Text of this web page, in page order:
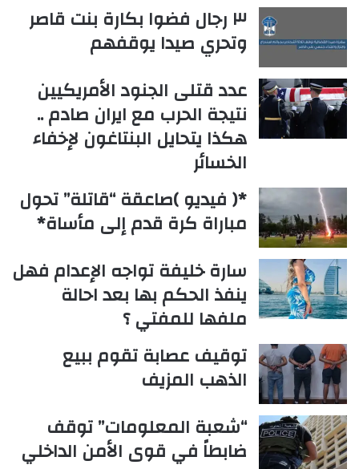
٣ رجال فضوا بكارة بنت قاصر
وتحري صيدا يوقفهم
عدد قتلى الجنود الأمريكيين
نتيجة الحرب مع ايران صادم ..
هكذا يتحايل البنتاغون لإخفاء
الخسائر
*( فيديو )صاعقة “قاتلة” تحول
مباراة كرة قدم إلى مأساة*
سارة خليفة تواجه الإعدام فهل
ينفذ الحكم بها بعد احالة
ملفها للمفتي ؟
توقيف عصابة تقوم ببيع
الذهب المزيف
“شعبة المعلومات” توقف
ضابطاً في قوى الأمن الداخلي